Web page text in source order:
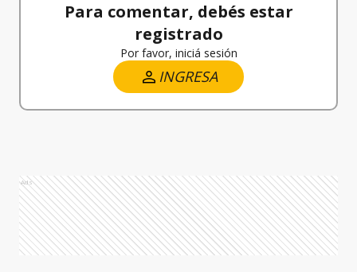
Para comentar, debés estar
registrado
Por favor, iniciá sesión
INGRESA
Ads